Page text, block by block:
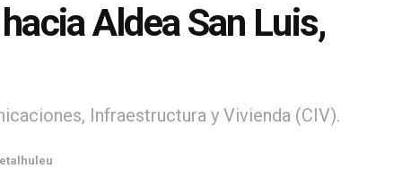
Aldea San Luis,
Infraestructura y Vivienda (CIV).